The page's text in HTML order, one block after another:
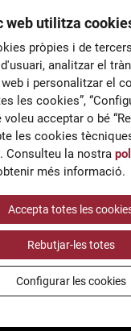
i Política de Privacitat
Crèdits
web utilitza
pròpies i de
analitzar el
i personalitzar el
les cookies”,
acceptar o bé
les cookies
Consulteu la nostra
més informació.
Accepta totes les
Rebutjar-les totes
Configurar les cookies